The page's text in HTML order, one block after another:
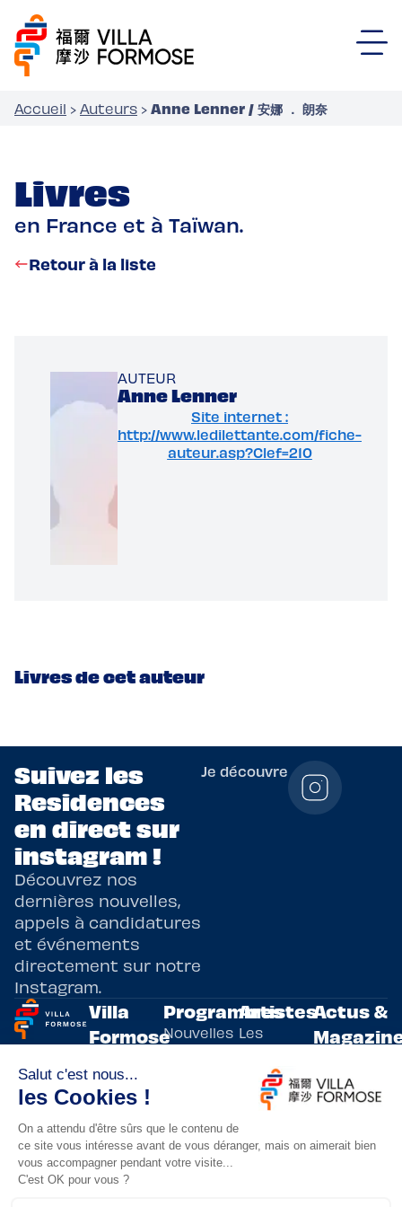
Accueil › Auteurs › Anne Lenner / 安娜 ． 朗奈
Livres
en France et à Taïwan.
Retour à la liste
AUTEUR
Anne Lenner
Site internet :
http://www.ledilettante.com/fiche-
auteur.asp?Clef=210
Livres de cet auteur
Suivez les
Residences
en direct sur
instagram !
Découvrez nos
dernières nouvelles,
appels à candidatures
et événements
directement sur notre
Instagram.
Je découvre
Programmes
de
résidences
artistiques
bilatérales,
entre la
France et
Taïwan.
Villa
Formose
Adoptez
un artiste
Lieux de
résidence
Programmes
Nouvelles
écritures
Arts
vivants
innovants
Artistes
Les
artistes
résidents
Evènements
Actus &
actualités